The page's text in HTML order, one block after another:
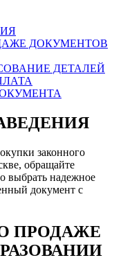
ДОКУМЕНТОВ
ДЕТАЛЕЙ
законного
обращайте
выбрать надежное
документ с
ПРОДАЖЕ